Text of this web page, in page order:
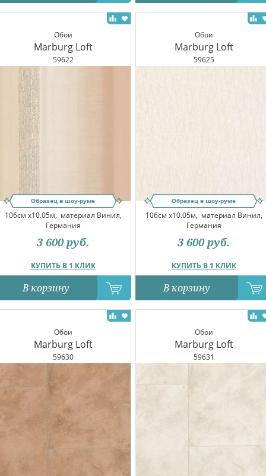
Обои
Marburg Loft
59622
Образец в шоу-руме
106см x10.05м, материал Винил,
Германия
КУПИТЬ В 1 КЛИК
3 600 руб.
В корзину
Обои
Marburg Loft
59625
Образец в шоу-руме
106см x10.05м, материал Винил,
Германия
КУПИТЬ В 1 КЛИК
3 600 руб.
В корзину
Обои
Marburg Loft
59630
Обои
Marburg Loft
59631